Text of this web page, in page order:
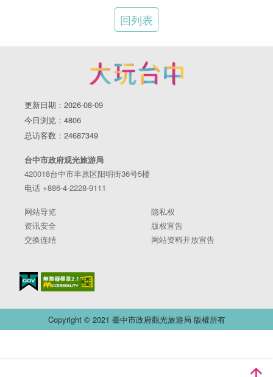
回列表
更新日期：2026-08-09
今日浏览：4806
总访客数：24687349
台中市政府观光旅游局
420018台中市丰原区阳明街36号5楼
电话 +886-4-2228-9111
网站导览
隐私权
资讯安全
版权宣告
交换连结
网站资料开放宣告
Copyright © 2021 臺中市政府觀光旅遊局 版權所有